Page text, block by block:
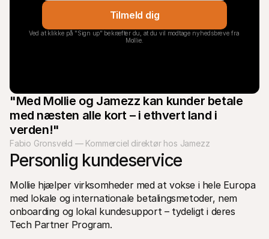
Tilmeld dig
Ved at klikke på "Sign up" bekræfter du, at du vil modtage nyhedsbreve fra
Mollie.
"Med Mollie og Jamezz kan kunder betale
med næsten alle kort – i ethvert land i
verden!"
Fabio Gronsveld — Kommerciel direktør hos Jamezz
Personlig kundeservice
Mollie hjælper virksomheder med at vokse i hele Europa
med lokale og internationale betalingsmetoder, nem
onboarding og lokal kundesupport – tydeligt i deres
Tech Partner Program.